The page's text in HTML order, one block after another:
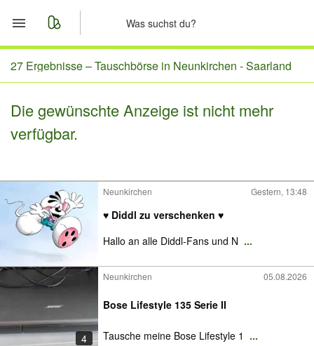
Start
Nachrichten
27 Ergebnisse –Tauschbörse in Neunkirchen - Saarland
Die gewünschte Anzeige ist nicht mehr
verfügbar.
Neunkirchen Gestern, 13:48
♥️ Diddl zu verschenken ♥️
Hallo an alle Diddl-Fans und N ...
4
Neunkirchen 05.08.2026
Bose Lifestyle 135 Serie II
Tausche meine Bose Lifestyle 1 ...